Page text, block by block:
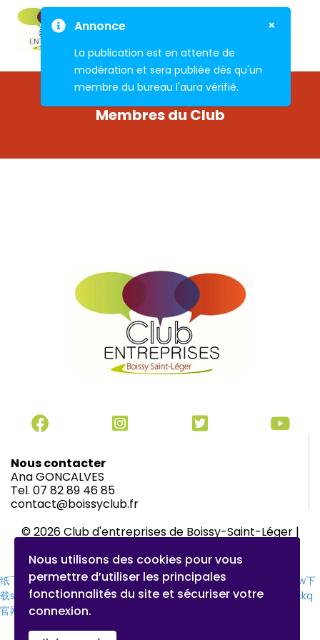
Membres du Club
Nous contacter
Ana GONCALVES
Tel. 07 82 89 46 85
contact@boissyclub.fr
© 2026 Club d'entreprises de Boissy-Saint-Léger |
Nous utilisons des cookies pour vous
permettre d’utiliser les principales
fonctionnalités du site et sécuriser votre
connexion.
纸飞机下载纸飞机官网 纸飞机官网下载纸飞机下载safew官网
safew下
载safew官网下载safew官网safew下载safew下载 safew下载
quickq
官网
quickq官网quickq下载
×
Annonce
La publication est en attente de
modération et sera publiée dès qu'un
membre du bureau l'aura vérifié.